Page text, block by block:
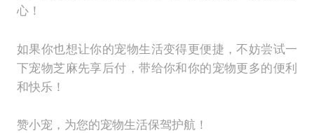
心！
如果你也想让你的宠物生活变得更便捷，不妨尝试一
下宠物芝麻先享后付，带给你和你的宠物更多的便利
和快乐！
赞小宠，为您的宠物生活保驾护航！